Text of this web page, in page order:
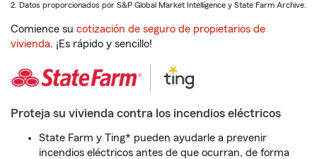
2. Datos proporcionados por S&P Global Market Intelligence y State Farm Archive.
Comience su cotización de seguro de propietarios de
vivienda. ¡Es rápido y sencillo!
Proteja su vivienda contra los incendios eléctricos
State Farm y Ting* pueden ayudarle a prevenir
incendios eléctricos antes de que ocurran, de forma